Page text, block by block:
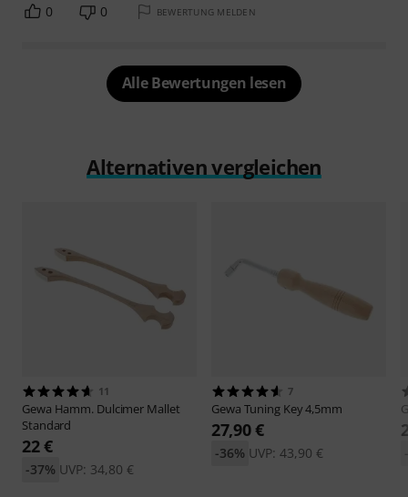
0 0 BEWERTUNG MELDEN
Alle Bewertungen lesen
Alternativen vergleichen
11
Gewa Hamm. Dulcimer Mallet
Standard
22 €
UVP: 34,80 €
-37%
7
Gewa Tuning Key 4,5mm
27,90 €
UVP: 43,90 €
-36%